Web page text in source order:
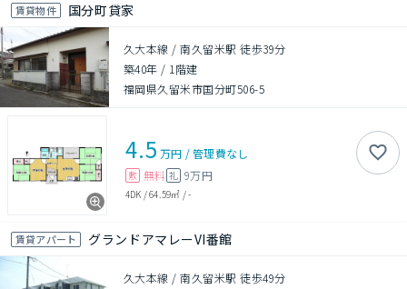
賃貸物件 国分町貸家
久大本線 / 南久留米駅 徒歩39分
築40年 / 1階建
福岡県久留米市国分町506-5
4.5 万円 /管理費なし
敷 無料 礼 9万円
4DK /64.59㎡ /-
賃貸アパート グランドアマレーVI番館
久大本線 / 南久留米駅 徒歩49分